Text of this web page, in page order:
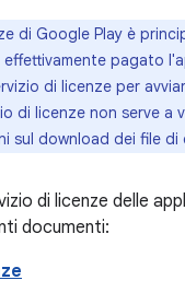
di Google Play è
pagato
di licenze per
di licenze non serve
sul download dei file
di licenze delle
documenti: